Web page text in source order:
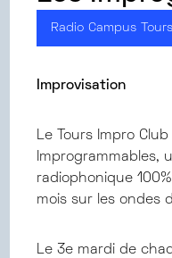
Radio Campus Tours
Improvisation
Le Tours Impro
Improgrammables,
radiophonique
mois sur les ondes
Le 3e mardi de